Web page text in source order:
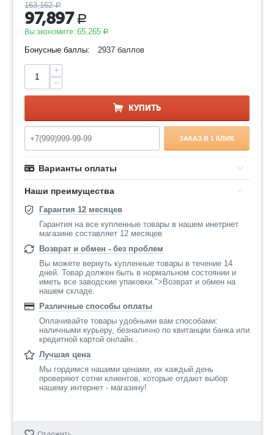
163,162 Р
97,897 Р
Вы экономите: 65,265 Р
Бонусные баллы: 2937 баллов
+
−
КУПИТЬ
ЗАКАЗ В 1 КЛИК
Варианты оплаты
Наши преимущества
Гарантия 12 месяцев
Гарантия на все купленные товары в нашем инетрнет
магазине составляет 12 месяцев
Возврат и обмен - без проблем
Вы можете вернуть купленные товары в течение 14
дней. Товар должен быть в нормальном состоянии и
иметь все заводские упаковки.">Возврат и обмен на
нашем складе.
Различные способы оплаты
Оплачивайте товары удобными вам способами:
наличными курьеру, безналично по квитанции банка или
кредитной картой онлайн..
Лучшая цена
Мы гордимся нашими ценами, их каждый день
проверяют сотни клиентов, которые отдают выбор
нашему интернет - магазину!